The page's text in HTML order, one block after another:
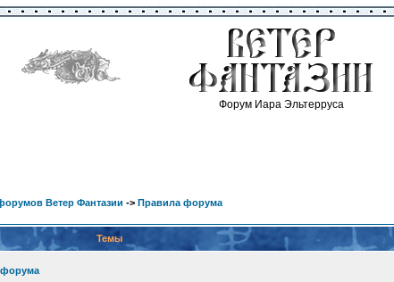
Форум Иара Эльтерруса
Ветер Фантазии -> Правила форума
Темы
форума